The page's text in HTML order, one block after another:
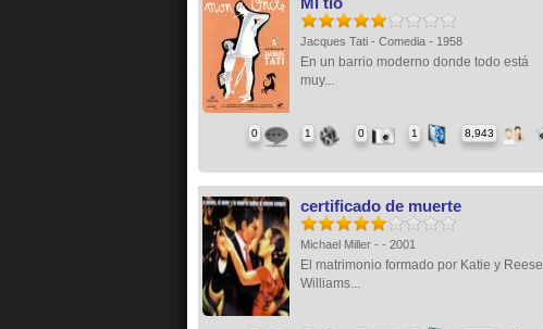
Jacques Tati - Comedia - 1958
En un barrio moderno donde todo está
muy...
0 1 0 1 8,943
certificado de muerte
Michael Miller - - 2001
El matrimonio formado por Katie y Reese
Williams...